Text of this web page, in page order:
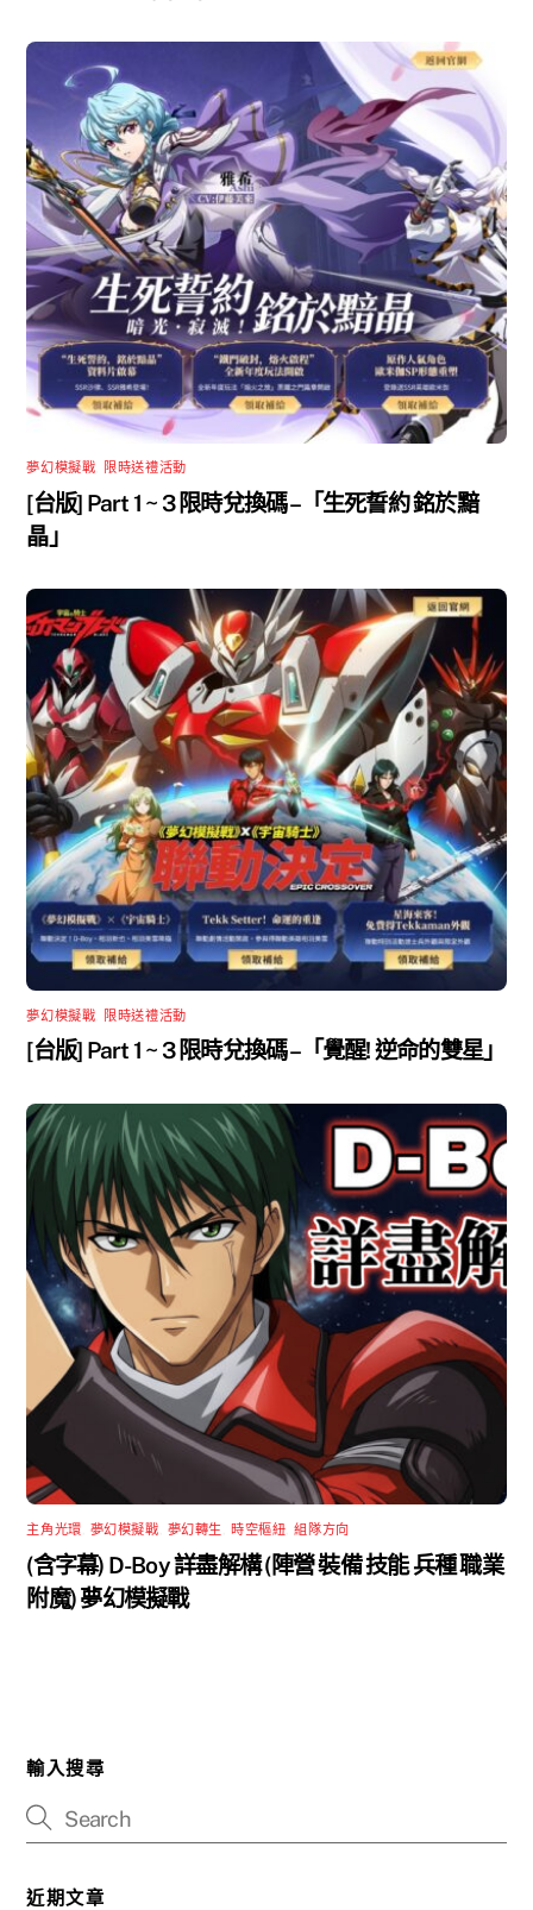
夢幻模擬戰 限時送禮活動
[台版] Part 1 ~ 3 限時兌換碼 –「生死誓約 銘於黯
晶」
夢幻模擬戰 限時送禮活動
[台版] Part 1 ~ 3 限時兌換碼 –「覺醒! 逆命的雙星」
主角光環 夢幻模擬戰 夢幻轉生 時空樞紐 ,組隊方向
(含字幕) D-Boy 詳盡解構 (陣營 裝備 技能 兵種 職業
附魔) 夢幻模擬戰
輸入搜尋
近期文章